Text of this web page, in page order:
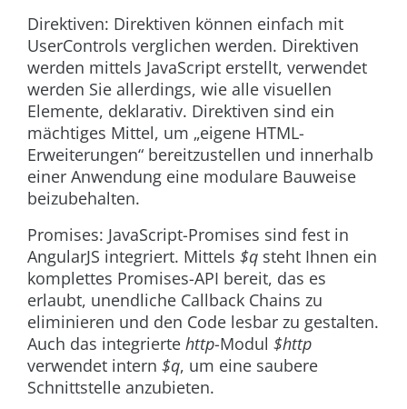
Direktiven: Direktiven können einfach mit
UserControls verglichen werden. Direktiven
werden mittels JavaScript erstellt, verwendet
werden Sie allerdings, wie alle visuellen
Elemente, deklarativ. Direktiven sind ein
mächtiges Mittel, um „eigene HTML-
Erweiterungen“ bereitzustellen und innerhalb
einer Anwendung eine modulare Bauweise
beizubehalten.
Promises: JavaScript-Promises sind fest in
AngularJS integriert. Mittels $q steht Ihnen ein
komplettes Promises-API bereit, das es
erlaubt, unendliche Callback Chains zu
eliminieren und den Code lesbar zu gestalten.
Auch das integrierte http-Modul $http
verwendet intern $q, um eine saubere
Schnittstelle anzubieten.